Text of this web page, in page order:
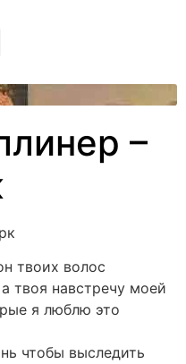
–
твоих волос
твоя навстречу моей
я люблю это
чтобы выследить